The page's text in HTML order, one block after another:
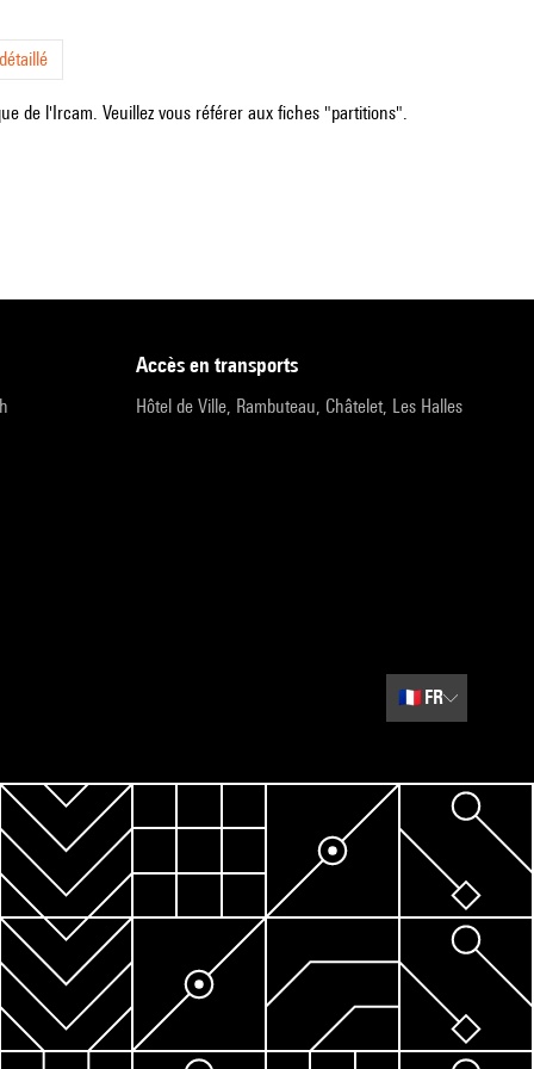
de l'Ircam. Veuillez vous référer aux fiches "partitions".
accès en transports
Hôtel de Ville, Rambuteau, Châtelet, Les Halles
🇫🇷 FR